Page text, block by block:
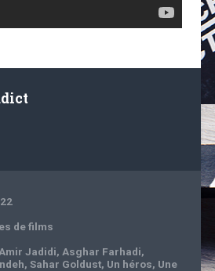
de films
Amir Jadidi, Asghar Farhadi,
, Sahar Goldust, Un héros, Une